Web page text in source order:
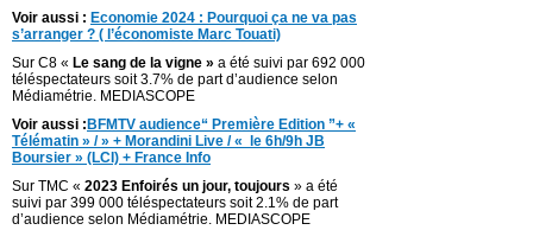
Voir aussi : Economie 2024 : Pourquoi ça ne va pas
s’arranger ? ( l’économiste Marc Touati)
Sur C8 « Le sang de la vigne » a été suivi par 692 000
téléspectateurs soit 3.7% de part d’audience selon
Médiamétrie. MEDIASCOPE
Voir aussi : BFMTV audience“ Première Edition ”+ «
Télématin » / » + Morandini Live / « le 6h/9h JB
Boursier » (LCI) + France Info
Sur TMC « 2023 Enfoirés un jour, toujours » a été
suivi par 399 000 téléspectateurs soit 2.1% de part
d’audience selon Médiamétrie. MEDIASCOPE